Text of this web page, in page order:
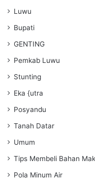
Luwu
Bupati
GENTING
Pemkab Luwu
Stunting
Eka {utra
Posyandu
Tanah Datar
Umum
Tips Membeli Bahan
Pola Minum Air